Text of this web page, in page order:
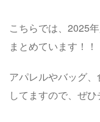
こちらでは、2025
まとめています！！
アパレルやバッグ
してますので、ぜ